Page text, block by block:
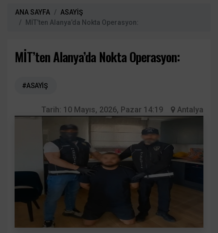
ANA SAYFA
ASAYİŞ
MİT’ten Alanya’da Nokta Operasyon:
MİT’ten Alanya’da Nokta Operasyon:
#ASAYİŞ
Tarih: 10 Mayıs, 2026, Pazar 14:19 Antalya